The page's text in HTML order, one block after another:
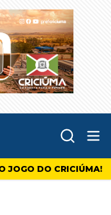
JOGO DO CRICIÚMA!